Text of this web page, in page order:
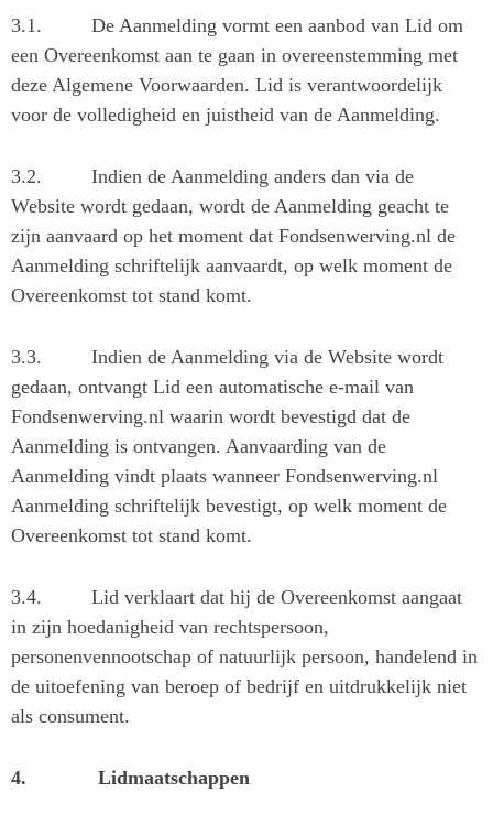
3.1. De Aanmelding vormt een aanbod van Lid om
een Overeenkomst aan te gaan in overeenstemming met
deze Algemene Voorwaarden. Lid is verantwoordelijk
voor de volledigheid en juistheid van de Aanmelding.
3.2. Indien de Aanmelding anders dan via de
Website wordt gedaan, wordt de Aanmelding geacht te
zijn aanvaard op het moment dat Fondsenwerving.nl de
Aanmelding schriftelijk aanvaardt, op welk moment de
Overeenkomst tot stand komt.
3.3. Indien de Aanmelding via de Website wordt
gedaan, ontvangt Lid een automatische e-mail van
Fondsenwerving.nl waarin wordt bevestigd dat de
Aanmelding is ontvangen. Aanvaarding van de
Aanmelding vindt plaats wanneer Fondsenwerving.nl
Aanmelding schriftelijk bevestigt, op welk moment de
Overeenkomst tot stand komt.
3.4. Lid verklaart dat hij de Overeenkomst aangaat
in zijn hoedanigheid van rechtspersoon,
personenvennootschap of natuurlijk persoon, handelend in
de uitoefening van beroep of bedrijf en uitdrukkelijk niet
als consument.
4. Lidmaatschappen